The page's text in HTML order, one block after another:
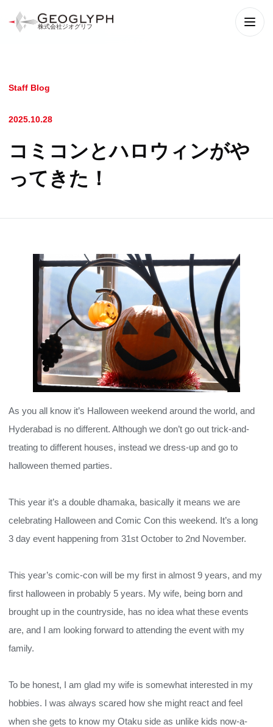
株式会社ジオグリフ
メニ
Staff Blog
2025.10.28
コミコンとハロウィンがや
ってきた！
As you all know it’s Halloween weekend around the world, and
Hyderabad is no different. Although we don’t go out trick-and-
treating to different houses, instead we dress-up and go to
halloween themed parties.
This year it’s a double dhamaka, basically it means we are
celebrating Halloween and Comic Con this weekend. It’s a long
3 day event happening from 31st October to 2nd November.
This year’s comic-con will be my first in almost 9 years, and my
first halloween in probably 5 years. My wife, being born and
brought up in the countryside, has no idea what these events
are, and I am looking forward to attending the event with my
family.
To be honest, I am glad my wife is somewhat interested in my
hobbies. I was always scared how she might react and feel
when she gets to know my Otaku side as unlike kids now-a-